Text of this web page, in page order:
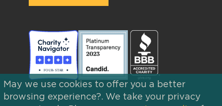
May we use cookies to offer you a better
browsing experience?. We take your privacy